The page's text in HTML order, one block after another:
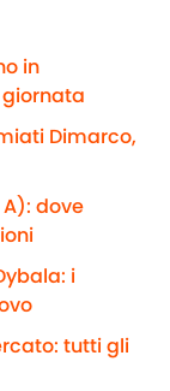
in
Dimarco,
dove
i
tutti gli